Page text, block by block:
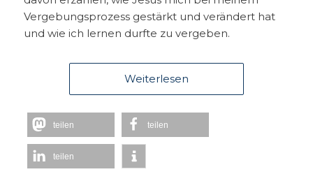
Vergebungsprozess gestärkt und verändert hat
und wie ich lernen durfte zu vergeben.
Weiterlesen
teilen teilen
teilen